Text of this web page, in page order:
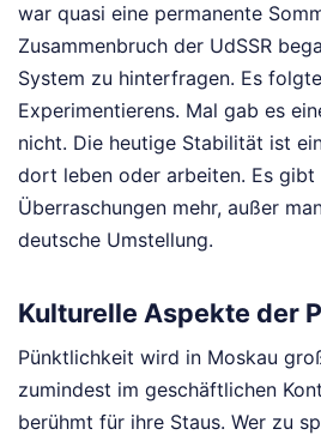
war quasi eine permanente
Zusammenbruch der UdSSR
System zu hinterfragen. Es
Experimentierens. Mal gab es
nicht. Die heutige Stabilität ist
dort leben oder arbeiten. Es gibt
Überraschungen mehr, außer
deutsche Umstellung.
Kulturelle Aspekte der
Pünktlichkeit wird in Moskau
zumindest im geschäftlichen
berühmt für ihre Staus. Wer zu